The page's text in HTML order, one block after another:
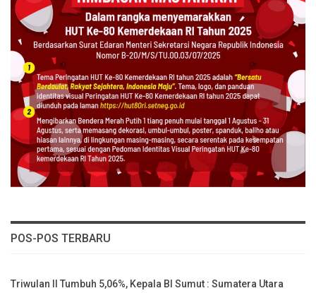
POS-POS TERBARU
Triwulan II Tumbuh 5,06%, Kepala BI Sumut : Sumatera Utara